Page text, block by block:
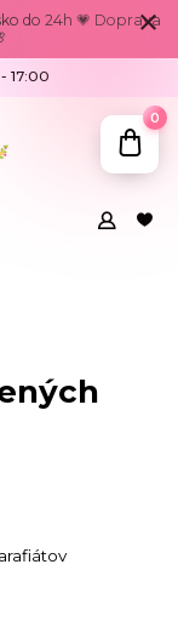
do 24h 💗 Doprava
17:00
0